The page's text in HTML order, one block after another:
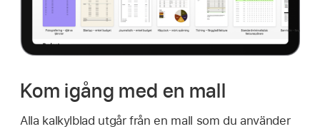
Kom igång med en mall
Alla kalkylblad utgår från en mall som du använder